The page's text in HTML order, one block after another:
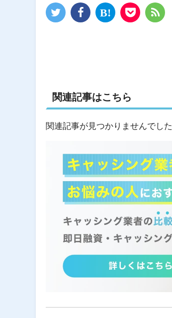
関連記事はこちら
関連記事が見つかりませんでした